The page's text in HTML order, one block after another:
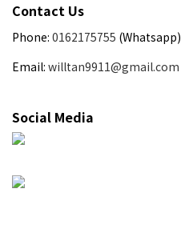
Contact Us
Phone: 0162175755 (Whatsapp)
Email: willtan9911@gmail.com
Social Media